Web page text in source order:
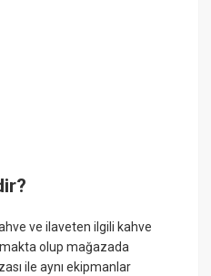
ve ilaveten ilgili kahve
olup mağazada
ile aynı ekipmanlar